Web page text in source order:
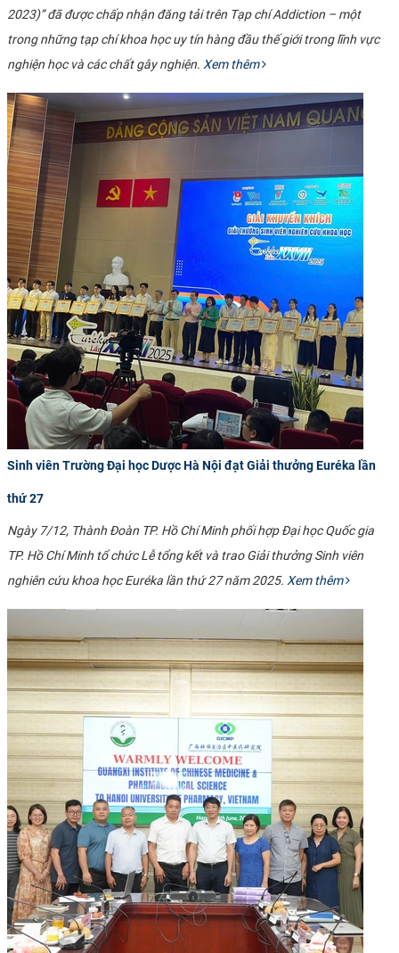
2023)” đã được chấp nhận đăng tải trên Tạp chí Addiction – một
trong những tạp chí khoa học uy tín hàng đầu thế giới trong lĩnh vực
nghiện học và các chất gây nghiện.Xem thêm
Sinh viên Trường Đại học Dược Hà Nội đạt Giải thưởng Euréka lần
thứ 27
Ngày 7/12, Thành Đoàn TP. Hồ Chí Minh phối hợp Đại học Quốc gia
TP. Hồ Chí Minh tổ chức Lễ tổng kết và trao Giải thưởng Sinh viên
nghiên cứu khoa học Euréka lần thứ 27 năm 2025. Xem thêm